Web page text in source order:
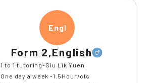
Engli
Form 2,English
1 to 1 tutoring-Siu Lik Yuen
One day a week -1.5Hour/cls